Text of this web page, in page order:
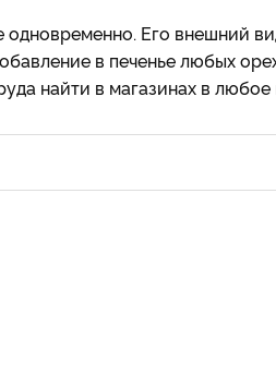
Его внешний
в печенье любых
найти в магазинах в любое